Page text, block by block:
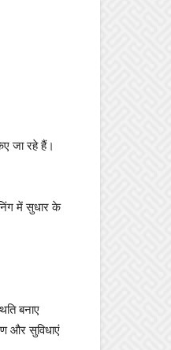
जा रहे हैं।
में सुधार के
बनाए
और सुविधाएं